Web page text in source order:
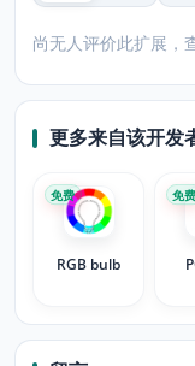
尚无人评价此扩展，
更多来自该开发
RGB bulb
免费 免费